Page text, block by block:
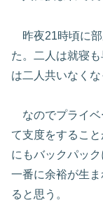
昨夜21時頃に部
た。二人は就寝
は二人共いなくな
なのでプライベ
て支度をするこ
にもバックパッ
一番に余裕が生
ると思う。